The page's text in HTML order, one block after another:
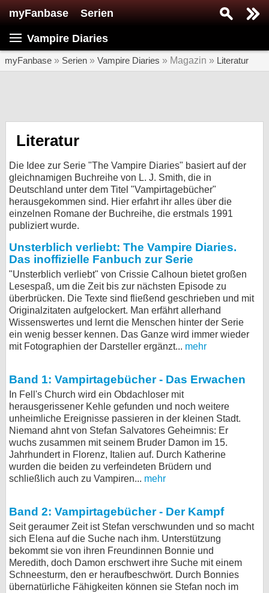
myFanbase Serien
Vampire Diaries
myFanbase » Serien » Vampire Diaries » Magazin » Literatur
Literatur
Die Idee zur Serie "The Vampire Diaries" basiert auf der
gleichnamigen Buchreihe von L. J. Smith, die in
Deutschland unter dem Titel "Vampirtagebücher"
herausgekommen sind. Hier erfahrt ihr alles über die
einzelnen Romane der Buchreihe, die erstmals 1991
publiziert wurde.
Unsterblich verliebt: The Vampire Diaries.
Das inoffizielle Fanbuch zur Serie
"Unsterblich verliebt" von Crissie Calhoun bietet großen
Lesespaß, um die Zeit bis zur nächsten Episode zu
überbrücken. Die Texte sind fließend geschrieben und mit
Originalzitaten aufgelockert. Man erfährt allerhand
Wissenswertes und lernt die Menschen hinter der Serie
ein wenig besser kennen. Das Ganze wird immer wieder
mit Fotographien der Darsteller ergänzt... mehr
Band 1: Vampirtagebücher - Das Erwachen
In Fell's Church wird ein Obdachloser mit
herausgerissener Kehle gefunden und noch weitere
unheimliche Ereignisse passieren in der kleinen Stadt.
Niemand ahnt von Stefan Salvatores Geheimnis: Er
wuchs zusammen mit seinem Bruder Damon im 15.
Jahrhundert in Florenz, Italien auf. Durch Katherine
wurden die beiden zu verfeindeten Brüdern und
schließlich auch zu Vampiren... mehr
Band 2: Vampirtagebücher - Der Kampf
Seit geraumer Zeit ist Stefan verschwunden und so macht
sich Elena auf die Suche nach ihm. Unterstützung
bekommt sie von ihren Freundinnen Bonnie und
Meredith, doch Damon erschwert ihre Suche mit einem
Schneesturm, den er heraufbeschwört. Durch Bonnies
übernatürliche Fähigkeiten können sie Stefan noch im
SERIEN
KULTUR
Specials
SERVICE
Forum
bei X
bei Facebook
Kontakt
Nutzungsbedingungen
Datenschutz
Cookie-Einstellungen
Impressum
Desktop-Ansicht